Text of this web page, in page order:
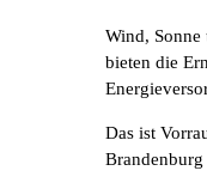
Wind, Sonne
bieten die
Das ist